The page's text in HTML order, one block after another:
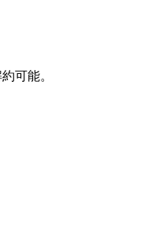
可能。